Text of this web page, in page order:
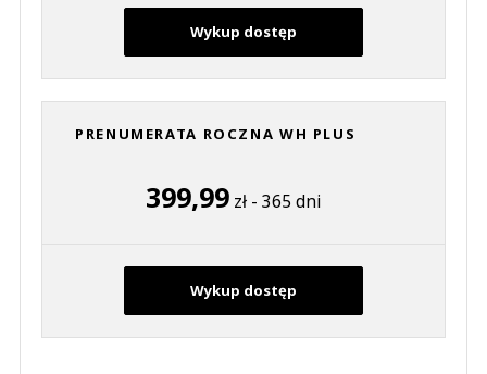
Wykup dostęp
PRENUMERATA ROCZNA WH PLUS
399,99zł - 365 dni
Wykup dostęp